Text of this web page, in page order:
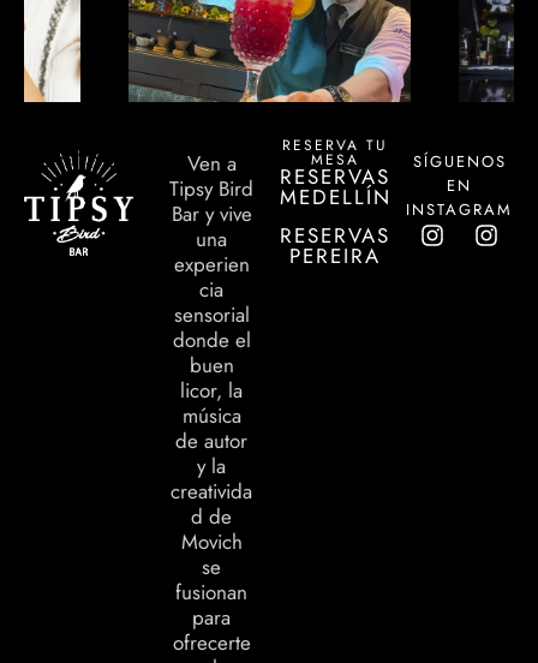
Ven a
Tipsy Bird
Bar y vive
una
experien
cia
sensorial
donde el
buen
licor, la
música
de autor
y la
creativida
d de
Movich
se
fusionan
para
ofrecerte
RESERVA TU
MESA
RESERVAS
MEDELLÍN
RESERVAS
PEREIRA
SÍGUENOS
EN
INSTAGRAM